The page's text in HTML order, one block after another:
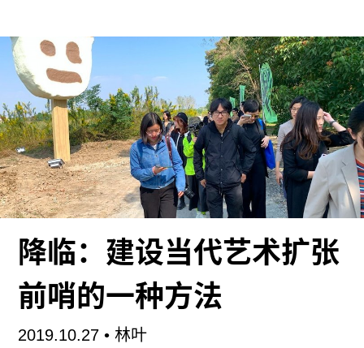
餐馆Bloom，它们以精致的小碟餐点而闻名，如海
胆烩饭和半烤金枪鱼。但餐馆的招牌菜——松针熏
仔鸡只上给了余德耀。晚宴进行到一半，他站起来
讲述了自己早年在家禽上的成功投资，这项事业也
让他开始了艺术收藏并创建余德耀美术馆（最近，
余德耀美术馆与LACMA和卡塔尔博物馆群之间开
启了历史性的合作）。如果他盘中的那只仔鸡是故
意为之的道具，那真是非常高级的公关方式。如果
的结合吧。“不好意思，但我时间不多了，”这位企
离场。“我从来不习惯这么做，但是……请支持我
降临：建设当代艺术扩张
前哨的一种方法
2019.10.27• 林叶